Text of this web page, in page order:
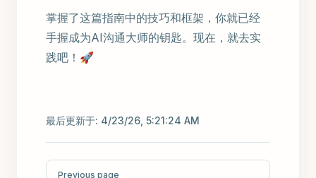
掌握了这篇指南中的技巧和框架，你就已经
手握成为AI沟通大师的钥匙。现在，就去实
践吧！🚀
最后更新于: 4/23/26, 5:21:24 AM
Pager
Previous page